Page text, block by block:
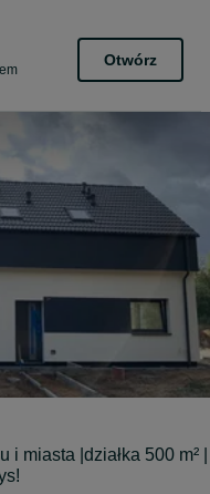
Otwórz
miasta |działka 500 m² |